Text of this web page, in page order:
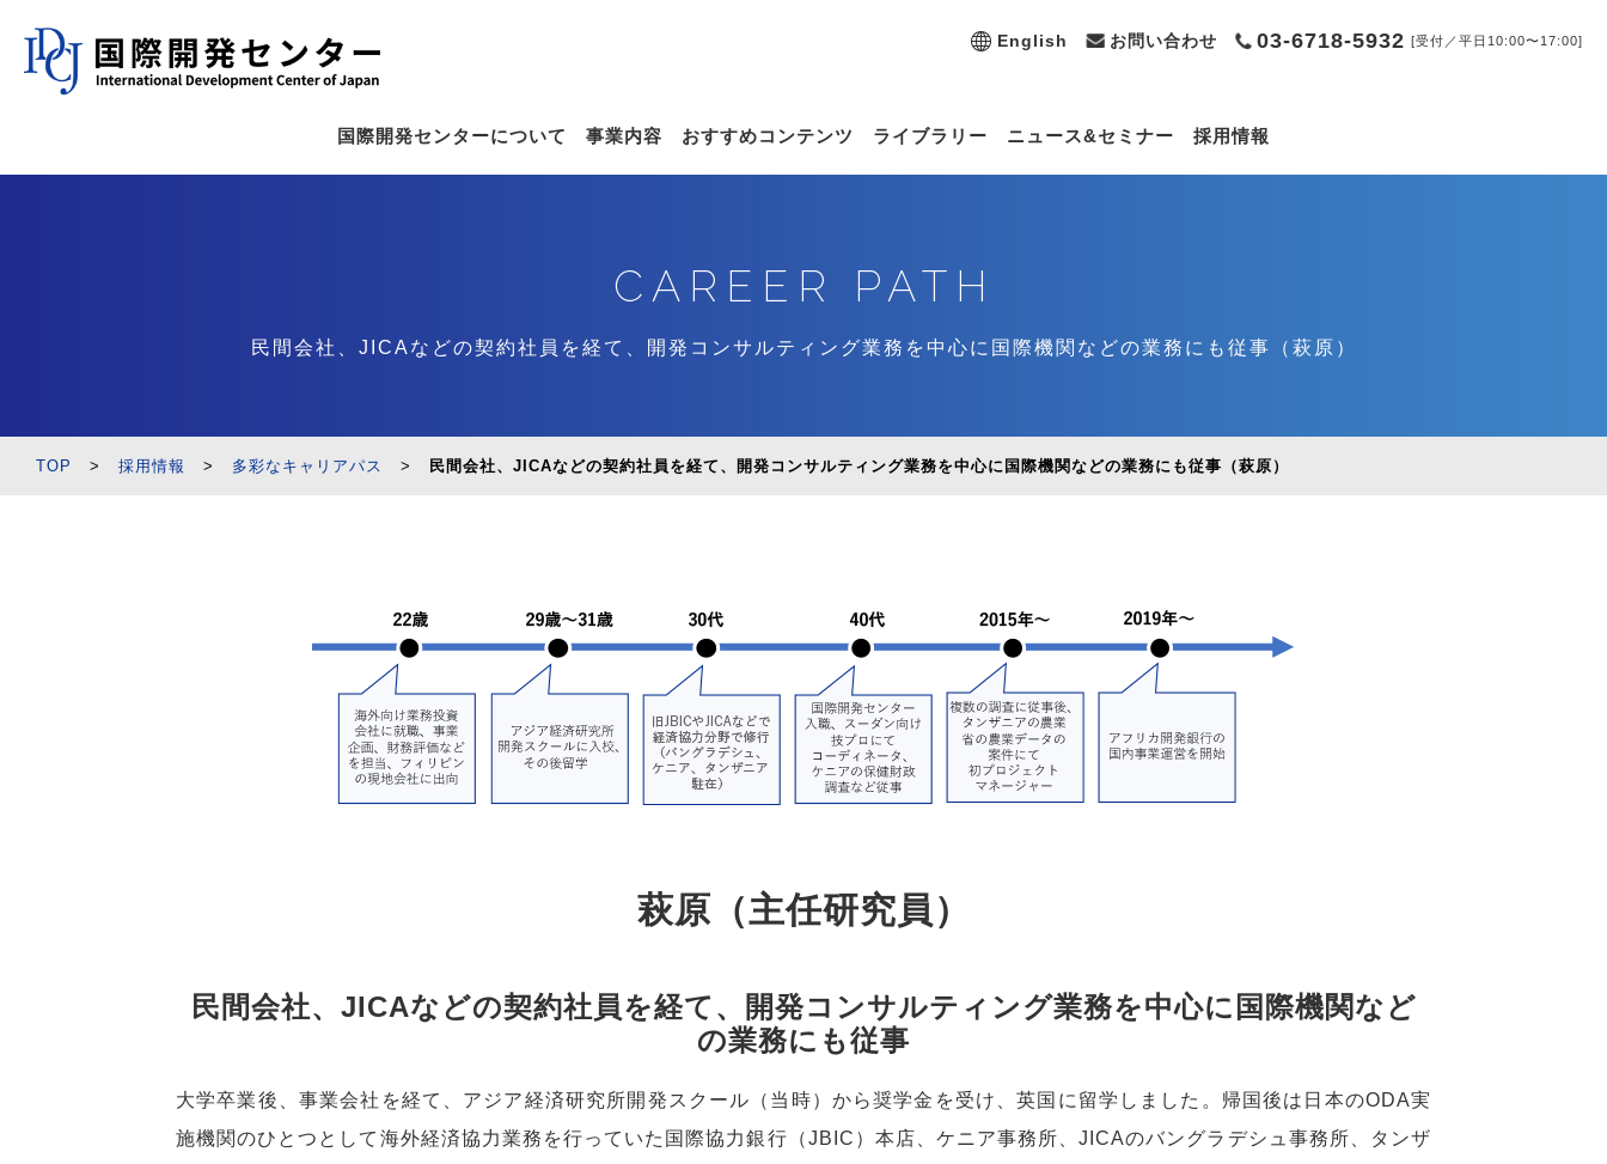
English お問い合わせ 03-6718-5932 [受付／平日10:00〜17:00]
国際開発センターについて 事業内容 おすすめコンテンツ ライブラリー ニュース&セミナー 採用情報
CAREER PATH
民間会社、JICAなどの契約社員を経て、開発コンサルティング業務を中心に国際機関などの業務にも従事（萩原）
TOP > 採用情報 > 多彩なキャリアパス > 民間会社、JICAなどの契約社員を経て、開発コンサルティング業務を中心に国際機関などの業務にも従事（萩原）
萩原（主任研究員）
民間会社、JICAなどの契約社員を経て、開発コンサルティング業務を中心に国際機関など
の業務にも従事
大学卒業後、事業会社を経て、アジア経済研究所開発スクール（当時）から奨学金を受け、英国に留学しました。帰国後は日本のODA実
施機関のひとつとして海外経済協力業務を行っていた国際協力銀行（JBIC）本店、ケニア事務所、JICAのバングラデシュ事務所、タンザ